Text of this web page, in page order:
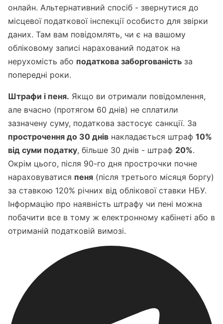
онлайн. Альтернативний спосіб - звернутися до
місцевої податкової інспекції особисто для звірки
даних. Там вам повідомлять, чи є на вашому
обліковому записі нарахований податок на
нерухомість або податкова заборгованість за
попередні роки.
Штрафи і пеня. Якщо ви отримали повідомлення,
але вчасно (протягом 60 днів) не сплатили
зазначену суму, податкова застосує санкції. За
прострочення до 30 днів накладається штраф 10%
від суми податку, більше 30 днів - штраф 20%.
Окрім цього, після 90-го дня прострочки почне
нараховуватися пеня (після третього місяця боргу)
за ставкою 120% річних від облікової ставки НБУ.
Інформацію про наявність штрафу чи пені можна
побачити все в тому ж електронному кабінеті або в
отриманій податковій вимозі.